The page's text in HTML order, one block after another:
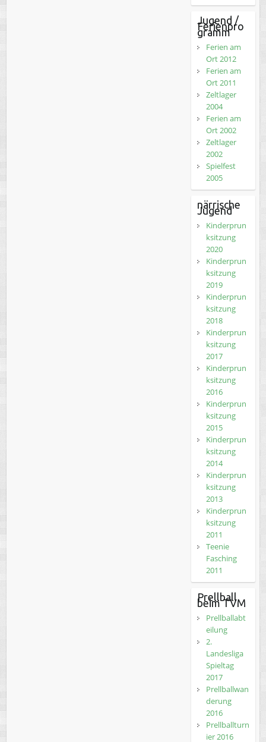
Jugend /
Ferienpro
gramm
Ferien am
Ort 2012
Ferien am
Ort 2011
Zeltlager
2004
Ferien am
Ort 2002
Zeltlager
2002
Spielfest
2005
närrische
Jugend
Kinderprun
ksitzung
2020
Kinderprun
ksitzung
2019
Kinderprun
ksitzung
2018
Kinderprun
ksitzung
2017
Kinderprun
ksitzung
2016
Kinderprun
ksitzung
2015
Kinderprun
ksitzung
2014
Kinderprun
ksitzung
2013
Kinderprun
ksitzung
2011
Teenie
Fasching
2011
Prellball
beim TVM
Prellballabt
eilung
2.
Landesliga
Spieltag
2017
Prellballwan
derung
2016
Prellballturn
ier 2016